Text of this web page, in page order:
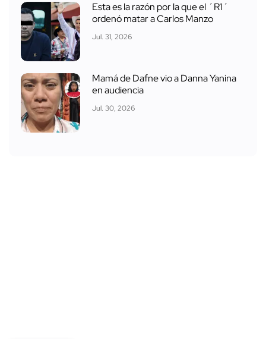
Esta es la razón por la que el ´R1´
ordenó matar a Carlos Manzo
Jul. 31, 2026
Mamá de Dafne vio a Danna Yanina
en audiencia
Jul. 30, 2026